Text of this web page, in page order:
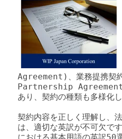
Agreement)、業務提携
Partnership Agreement)
あり、契約の種類も多様化し
契約内容を正しく理解し、
は、適切な英訳が不可欠で